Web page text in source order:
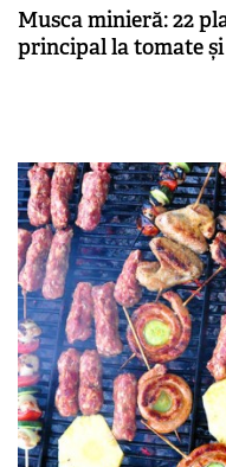
Musca minieră: 22
principal la tomate